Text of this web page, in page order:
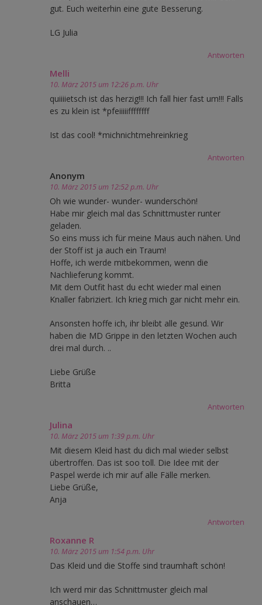
gut. Euch weiterhin eine gute Besserung.
LG Julia
Antworten
Melli
10. März 2015 um 12:26 p.m. Uhr
quiiiietsch ist das herzig!!! Ich fall hier fast um!!! Falls
es zu klein ist *pfeiiiiiffffffff
Ist das cool! *michnichtmehreinkrieg
Antworten
Anonym
10. März 2015 um 12:52 p.m. Uhr
Oh wie wunder- wunder- wunderschön!
Habe mir gleich mal das Schnittmuster runter
geladen.
So eins muss ich für meine Maus auch nähen. Und
der Stoff ist ja auch ein Traum!
Hoffe, ich werde mitbekommen, wenn die
Nachlieferung kommt.
Mit dem Outfit hast du echt wieder mal einen
Knaller fabriziert. Ich krieg mich gar nicht mehr ein.
Ansonsten hoffe ich, ihr bleibt alle gesund. Wir
haben die MD Grippe in den letzten Wochen auch
drei mal durch. ..
Liebe Grüße
Britta
Antworten
Julina
10. März 2015 um 1:39 p.m. Uhr
Mit diesem Kleid hast du dich mal wieder selbst
übertroffen. Das ist soo toll. Die Idee mit der
Paspel werde ich mir auf alle Fälle merken.
Liebe Grüße,
Anja
Antworten
Roxanne R
10. März 2015 um 1:54 p.m. Uhr
Das Kleid und die Stoffe sind traumhaft schön!
Ich werd mir das Schnittmuster gleich mal
anschauen…